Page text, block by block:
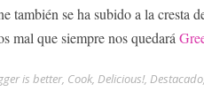
también se ha subido a la cresta
mal que siempre nos quedará
is better, Cook, Delicious!, Destacado,